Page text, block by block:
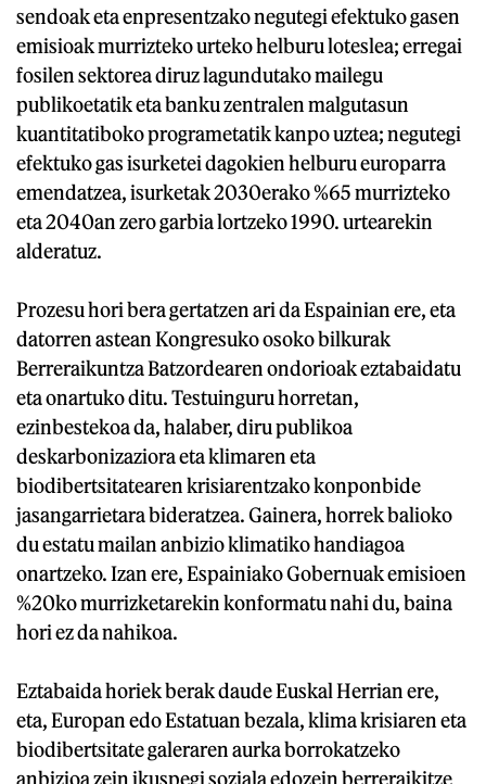
sendoak eta enpresentzako negutegi efektuko gasen
emisioak murrizteko urteko helburu loteslea; erregai
fosilen sektorea diruz lagundutako mailegu
publikoetatik eta banku zentralen malgutasun
kuantitatiboko programetatik kanpo uztea; negutegi
efektuko gas isurketei dagokien helburu europarra
emendatzea, isurketak 2030erako %65 murrizteko
eta 2040an zero garbia lortzeko 1990. urtearekin
alderatuz.
Prozesu hori bera gertatzen ari da Espainian ere, eta
datorren astean Kongresuko osoko bilkurak
Berreraikuntza Batzordearen ondorioak eztabaidatu
eta onartuko ditu. Testuinguru horretan,
ezinbestekoa da, halaber, diru publikoa
deskarbonizaziora eta klimaren eta
biodibertsitatearen krisiarentzako konponbide
jasangarrietara bideratzea. Gainera, horrek balioko
du estatu mailan anbizio klimatiko handiagoa
onartzeko. Izan ere, Espainiako Gobernuak emisioen
%20ko murrizketarekin konformatu nahi du, baina
hori ez da nahikoa.
Eztabaida horiek berak daude Euskal Herrian ere,
eta, Europan edo Estatuan bezala, klima krisiaren eta
biodibertsitate galeraren aurka borrokatzeko
anbizioa zein ikuspegi soziala edozein berreraikitze